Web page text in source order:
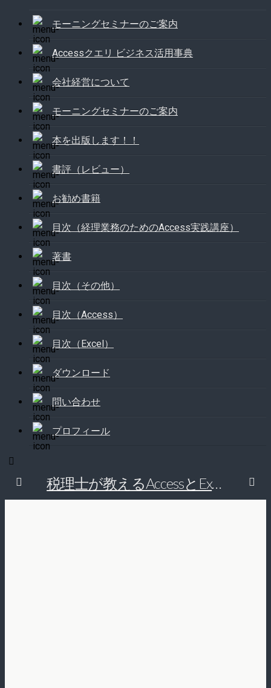
モーニングセミナーのご案内
Accessクエリ ビジネス活用事典
会社経営について
モーニングセミナーのご案内
本を出版します！！
書評（レビュー）
お勧め書籍
目次（経理業務のためのAccess実践講座）
著書
目次（その他）
目次（Access）
目次（Excel）
ダウンロード
問い合わせ
プロフィール
税理士が教えるAccessとExcelで経理の仕事を効率的にする方法